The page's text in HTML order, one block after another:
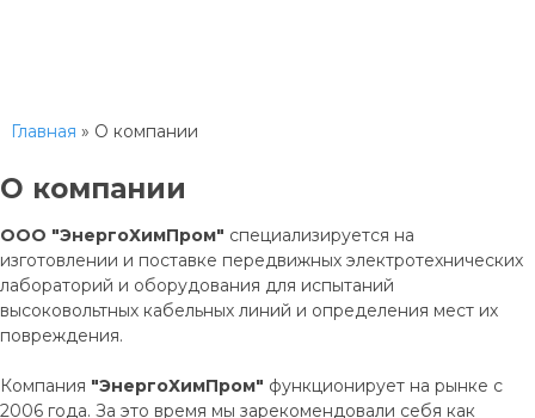
Главная » О компании
О компании
ООО "ЭнергоХимПром" специализируется на
изготовлении и поставке передвижных электротехнических
лабораторий и оборудования для испытаний
высоковольтных кабельных линий и определения мест их
повреждения.
Компания "ЭнергоХимПром" функционирует на рынке с
2006 года. За это время мы зарекомендовали себя как